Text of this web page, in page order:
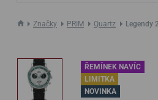
Značky PRIM Quartz Legendy
ŘEMÍNEK NAVÍC
LIMITKA
NOVINKA